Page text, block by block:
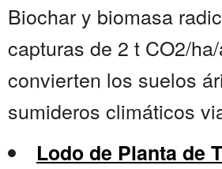
Biochar y biomasa
capturas de 2 t CO2/
convierten los suelos
sumideros climáticos
Lodo de Planta de